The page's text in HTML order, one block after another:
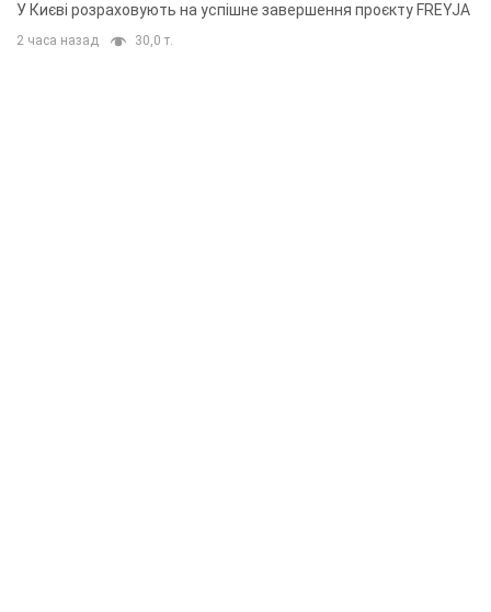
У Києві розраховують на успішне завершення проєкту FREYJA
2 часа назад 30,0 т.